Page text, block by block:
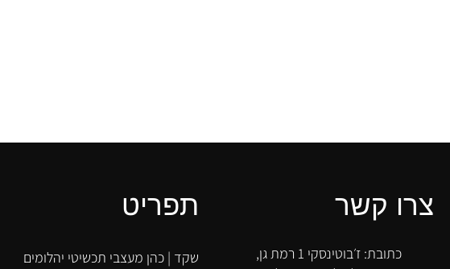
צרו קשר
כתובת: ז׳בוטינסקי 1 רמת גן,
תפריט
שקד | כהן מעצבי תכשיטי יהלומים